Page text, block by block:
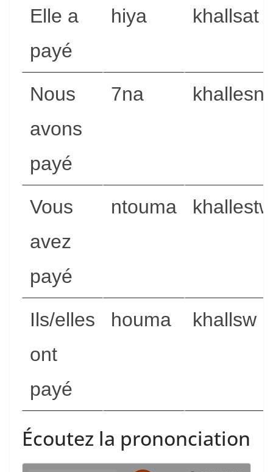
Elle a
payé
hiya khallsat
Nous
avons
payé
7na
Vous
avez
payé
ntouma khallestw
Ils/elles
ont
payé
houma khallsw
Écoutez la prononciation